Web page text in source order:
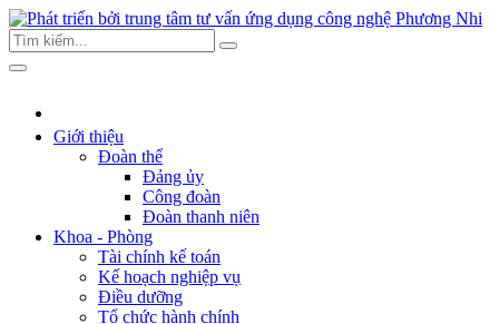
Giới thiệu
Đoàn thể
Đảng ủy
Công đoàn
Đoàn thanh niên
Khoa - Phòng
Tài chính kế toán
Kế hoạch nghiệp vụ
Điều dưỡng
Tổ chức hành chính